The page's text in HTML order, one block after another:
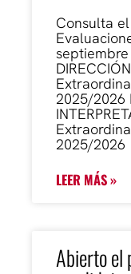
Consulta
septiembre
2025/2026
2025/2026
LEER MÁS »
Abierto el